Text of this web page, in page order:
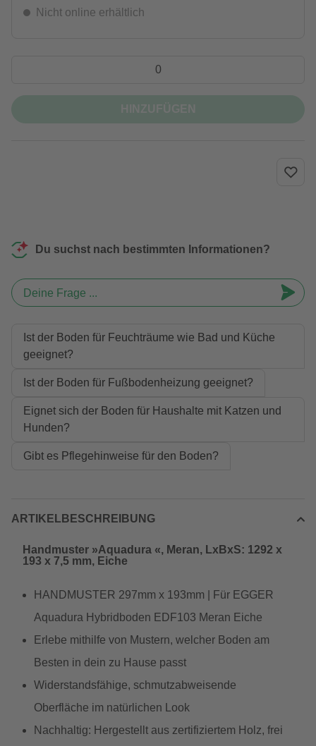
Nicht online erhältlich
Du suchst nach bestimmten Informationen?
Deine Frage ...
Ist der Boden für Feuchträume wie Bad und Küche
geeignet?
Ist der Boden für Fußbodenheizung geeignet?
Eignet sich der Boden für Haushalte mit Katzen und
Hunden?
Gibt es Pflegehinweise für den Boden?
ARTIKELBESCHREIBUNG
Handmuster »Aquadura «, Meran, LxBxS: 1292 x
193 x 7,5 mm, Eiche
HANDMUSTER 297mm x 193mm | Für EGGER
Aquadura Hybridboden EDF103 Meran Eiche
Erlebe mithilfe von Mustern, welcher Boden am
Besten in dein zu Hause passt
Widerstandsfähige, schmutzabweisende
Oberfläche im natürlichen Look
Nachhaltig: Hergestellt aus zertifiziertem Holz, frei